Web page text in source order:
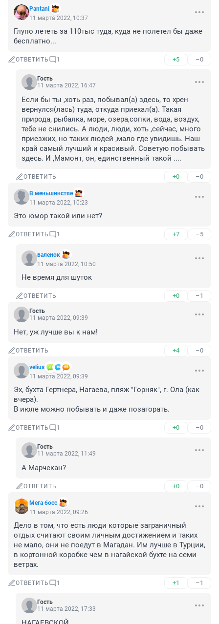
Pantani
11 марта 2022, 10:37
Глупо лететь за 110тыс туда, куда не полетел бы даже
бесплатно...
ОТВЕТИТЬ 1 +5 –0
Гость
11 марта 2022, 16:47
Если бы ты ,хоть раз, побывал(а) здесь, то хрен
вернулся(лась) туда, откуда приехал(а). Такая
природа, рыбалка, море, озера,сопки, вода, воздух,
тебе не снились. А люди, люди, хоть ,сейчас, много
приезжих, но таких людей ,мало где увидишь. Наш
край самый лучший и красивый. Советую побывать
здесь. И ,Мамонт, он, единственный такой ....
ОТВЕТИТЬ +0 –0
В меньшинстве
11 марта 2022, 10:23
Это юмор такой или нет?
ОТВЕТИТЬ 1 +7 –5
валенок
11 марта 2022, 10:50
Не время для шуток
ОТВЕТИТЬ +0 –1
Гость
11 марта 2022, 09:39
Нет, уж лучше вы к нам!
ОТВЕТИТЬ +4 –0
velius
11 марта 2022, 09:39
Эх, бухта Гертнера, Нагаева, пляж "Горняк", г. Ола (как
вчера).
В июле можно побывать и даже позагорать.
ОТВЕТИТЬ 1 +0 –0
Гость
11 марта 2022, 11:49
А Марчекан?
ОТВЕТИТЬ +0 –0
Мега босс
11 марта 2022, 09:26
Дело в том, что есть люди которые заграничный
отдых считают своим личным достижением и таких
не мало, они не поедут в Магадан. Им лучше в Турции,
в кортонной коробке чем в нагайской бухте на семи
ветрах.
ОТВЕТИТЬ 1 +1 –1
Гость
11 марта 2022, 17:33